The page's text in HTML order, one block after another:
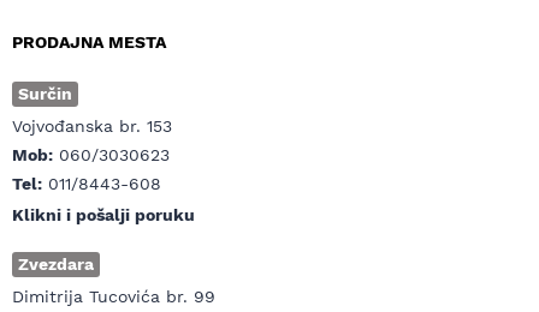
PRODAJNA MESTA
Surčin
Vojvođanska br. 153
Mob: 060/3030623
Tel: 011/8443-608
Klikni i pošalji poruku
Zvezdara
Dimitrija Tucovića br. 99